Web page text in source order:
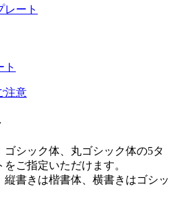
注意
シック体、丸ゴシック体の5タ
ご指定いただけます。
書きは楷書体、横書きはゴシッ